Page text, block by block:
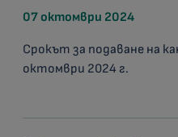
07 октомври 2024
Срокът за подаване на
октомври 2024 г.